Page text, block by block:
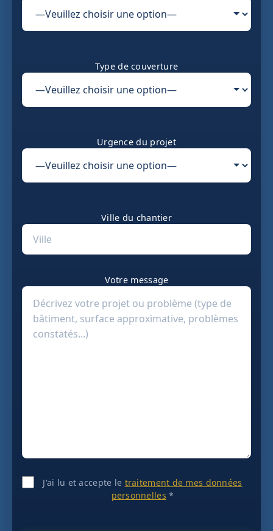
Type de couverture
Urgence du projet
Ville du chantier
Votre message
J'ai lu et accepte le traitement de mes données
personnelles *